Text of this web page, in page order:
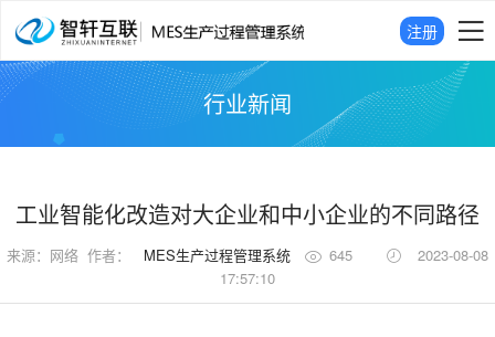
注册
行业新闻
工业智能化改造对大企业和中小企业的不同路径
来源： 网络 作者： MES生产过程管理系统 645
2023-08-08
17:57:10